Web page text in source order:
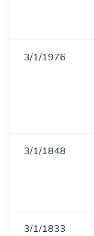
3/1/1976
3/1/1848
3/1/1833